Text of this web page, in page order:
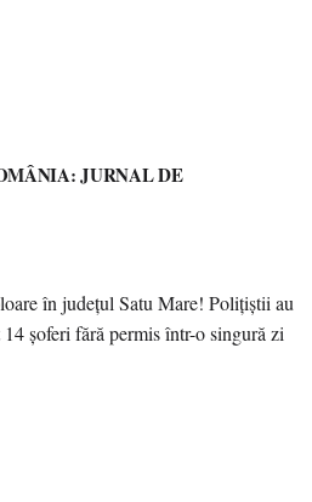
JURNAL DE